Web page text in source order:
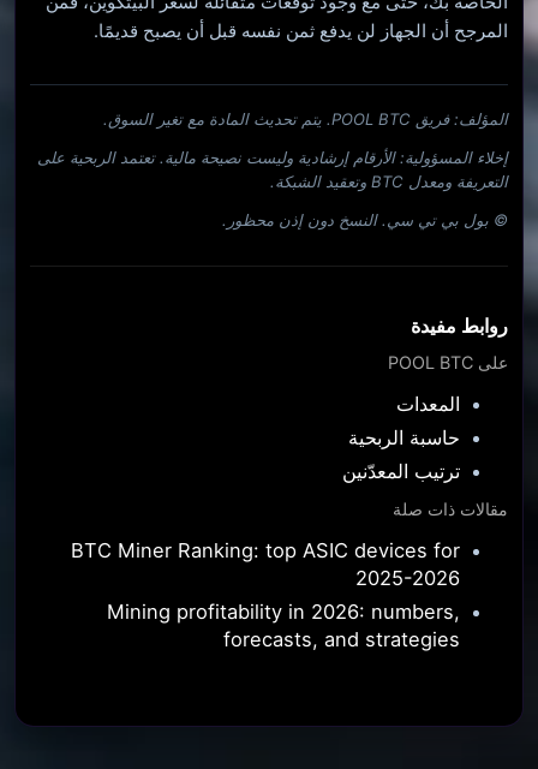
المرجح أن الجهاز لن يدفع ثمن نفسه قبل أن يصبح قديمًا.
المؤلف: فريق POOL BTC. يتم تحديث المادة مع تغير السوق.
إخلاء المسؤولية: الأرقام إرشادية وليست نصيحة مالية. تعتمد الربحية على
التعريفة ومعدل BTC وتعقيد الشبكة.
© بول بي تي سي. النسخ دون إذن محظور.
روابط مفيدة
على POOL BTC
المعدات
حاسبة الربحية
ترتيب المعدّنين
مقالات ذات صلة
BTC Miner Ranking: top ASIC devices for
2025-2026
Mining profitability in 2026: numbers,
forecasts, and strategies